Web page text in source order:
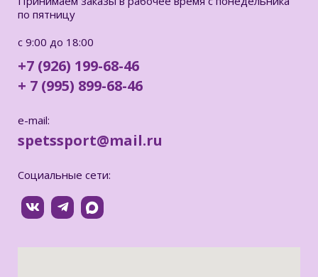
по пятницу
с 9:00 до 18:00
+7 (926) 199-68-46
+ 7 (995) 899-68-46
e-mail:
spetssport@mail.ru
Социальные сети: